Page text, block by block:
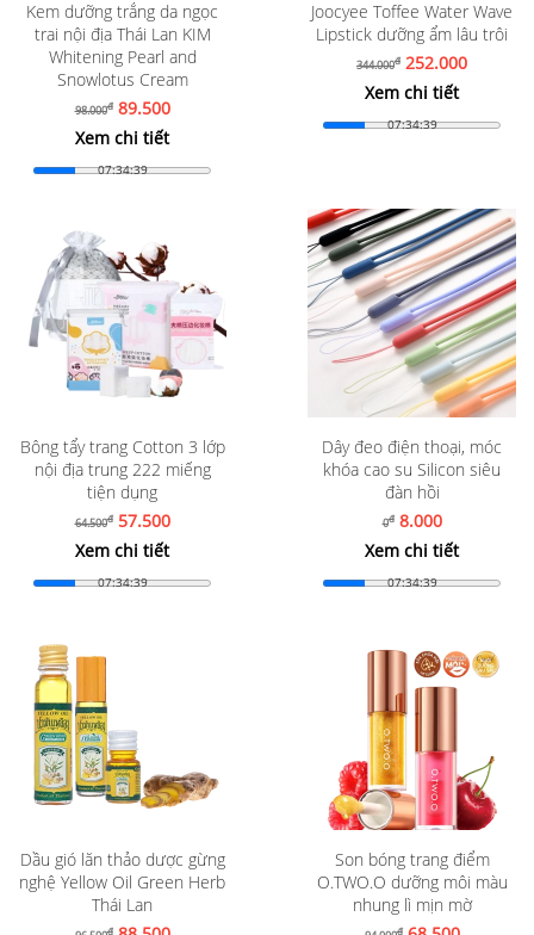
Kem dưỡng trắng da ngọc
trai nội địa Thái Lan KIM
Whitening Pearl and
Snowlotus Cream
98.000đ89.500
Xem chi tiết
07:34:37
Joocyee Toffee Water Wave
Lipstick dưỡng ẩm lâu trôi
344.000đ 252.000
Xem chi tiết
07:34:37
Bông tẩy trang Cotton 3 lớp
nội địa trung 222 miếng
tiện dụng
64.500đ57.500
Xem chi tiết
07:34:37
Dây đeo điện thoại, móc
khóa cao su Silicon siêu
đàn hồi
0đ8.000
Xem chi tiết
07:34:37
Dầu gió lăn thảo dược gừng
nghệ Yellow Oil Green Herb
Thái Lan
đ
Son bóng trang điểm
O.TWO.O dưỡng môi màu
nhung lì mịn mờ
đ